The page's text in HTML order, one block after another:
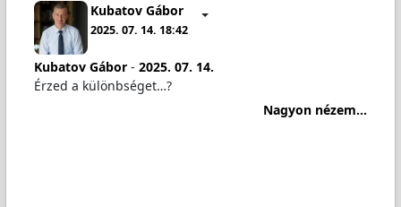
Kubatov Gábor
2025. 07. 14. 18:42
Kubatov Gábor- 2025. 07. 14.
Érzed a különbséget…?
Nagyon nézem...